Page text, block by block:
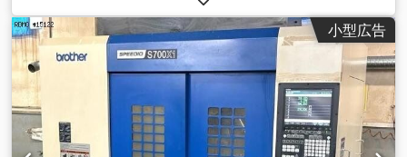
小型広告